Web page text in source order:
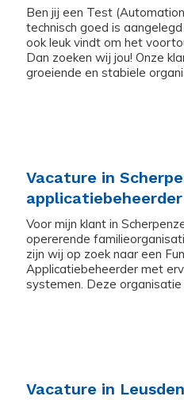
Ben jij een Test
technisch goed is
ook leuk vindt om het
Dan zoeken wij jou! Onze
groeiende en stabiele
Vacature in
applicatiebeheerder
Voor mijn klant in
opererende
zijn wij op zoek naar een
Applicatiebeheerder met
systemen. Deze organisatie
Vacature in